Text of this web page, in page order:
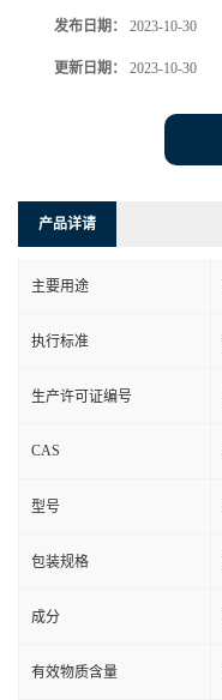
发布日期： 2023-10-30
更新日期： 2023-10-30
产品详请
主要用途
执行标准
生产许可证编号
CAS
型号
包装规格
成分
有效物质含量